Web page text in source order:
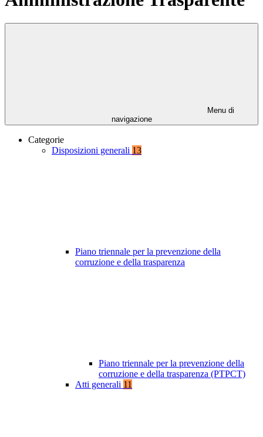
Menu di
navigazione
Categorie
Disposizioni generali 13
Piano triennale per la prevenzione della
corruzione e della trasparenza
Piano triennale per la prevenzione della
corruzione e della trasparenza (PTPCT)
Atti generali 11